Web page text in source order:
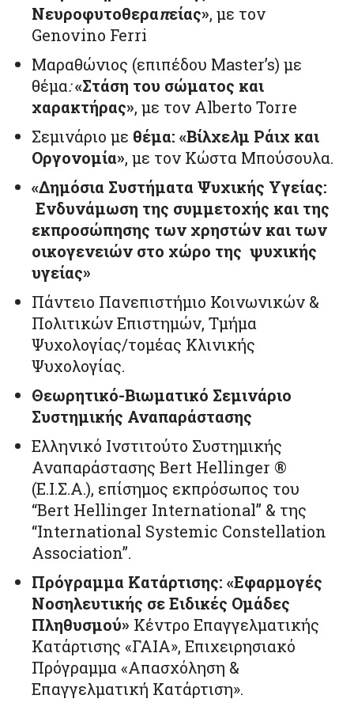
Νευροφυτοθεραπείας», με τον
Genovino Ferri
Μαραθώνιος (επιπέδου Master’s) με
θέμα:«Στάση του σώματος και
χαρακτήρας», με τον Alberto Torre
Σεμινάριο με θέμα: «Βίλχελμ Ράιχ και
Οργονομία», με τον Κώστα Μπούσουλα.
«Δημόσια Συστήματα Ψυχικής Υγείας:
Ενδυνάμωση της συμμετοχής και της
εκπροσώπησης των χρηστών και των
οικογενειών στο χώρο της ψυχικής
υγείας»
Πάντειο Πανεπιστήμιο Κοινωνικών &
Πολιτικών Επιστημών, Τμήμα
Ψυχολογίας/τομέας Κλινικής
Ψυχολογίας.
Θεωρητικό-Βιωματικό Σεμινάριο
Συστημικής Αναπαράστασης
Ελληνικό Ινστιτούτο Συστημικής
Αναπαράστασης Bert Hellinger ®
(Ε.Ι.Σ.Α.), επίσημος εκπρόσωπος του
“Bert Hellinger International” & της
“International Systemic Constellation
Association”.
Πρόγραμμα Κατάρτισης: «Εφαρμογές
Νοσηλευτικής σε Ειδικές Ομάδες
Πληθυσμού» Κέντρο Επαγγελματικής
Κατάρτισης «ΓΑΙΑ», Επιχειρησιακό
Πρόγραμμα «Απασχόληση &
Επαγγελματική Κατάρτιση».